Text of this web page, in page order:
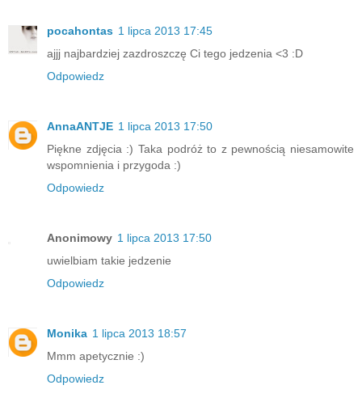
pocahontas 1 lipca 2013 17:45
ajjj najbardziej zazdroszczę Ci tego jedzenia <3 :D
Odpowiedz
AnnaANTJE 1 lipca 2013 17:50
Piękne zdjęcia :) Taka podróż to z pewnością niesamowite
wspomnienia i przygoda :)
Odpowiedz
Anonimowy 1 lipca 2013 17:50
uwielbiam takie jedzenie
Odpowiedz
Monika 1 lipca 2013 18:57
Mmm apetycznie :)
Odpowiedz